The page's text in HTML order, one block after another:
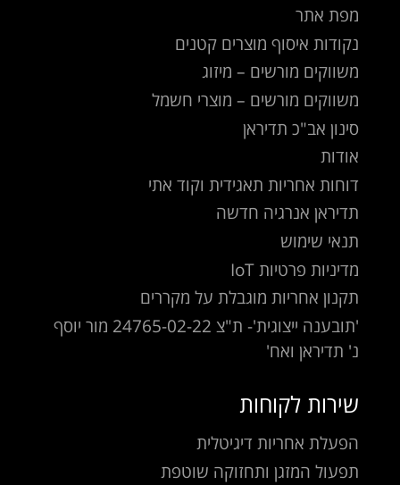
מפת אתר
נקודות איסוף מוצרים קטנים
משווקים מורשים – מיזוג
משווקים מורשים – מוצרי חשמל
סינון אב"כ תדיראן
אודות
דוחות אחריות תאגידית וקוד אתי
תדיראן אנרגיה חדשה
תנאי שימוש
מדיניות פרטיות IoT
תקנון אחריות מוגבלת על מקררים
'תובענה ייצוגית'- ת"צ 24765-02-22 מור יוסף
נ' תדיראן ואח'
שירות לקוחות
הפעלת אחריות דיגיטלית
תפעול המזגן ותחזוקה שוטפת